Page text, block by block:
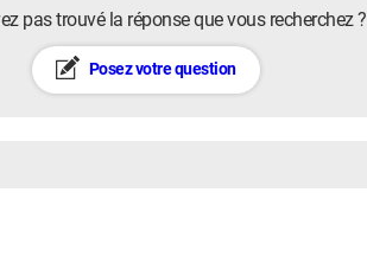
pas trouvé la réponse que vous recherchez ?
Posez votre question